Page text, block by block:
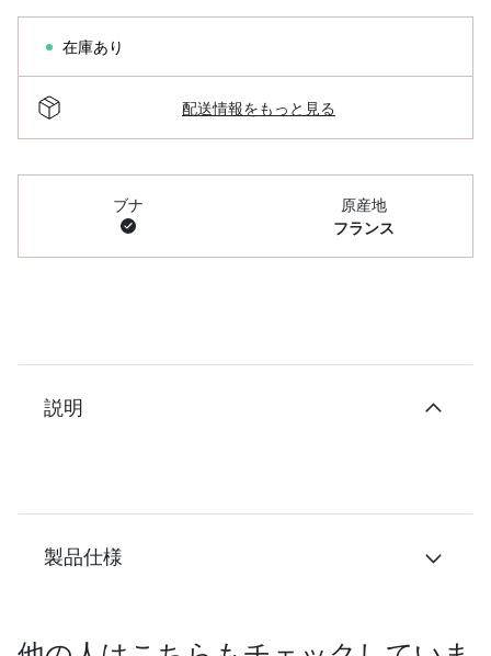
在庫あり
配送情報をもっと見る
ブナ
原産地
フランス
説明
製品仕様